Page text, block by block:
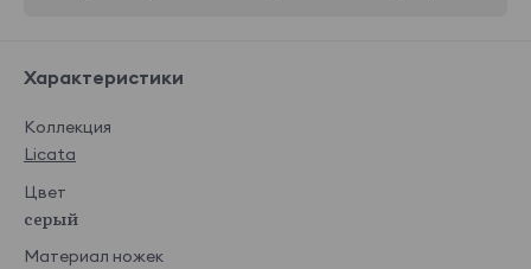
Характеристики
Коллекция
Licata
Цвет
серый
Материал ножек